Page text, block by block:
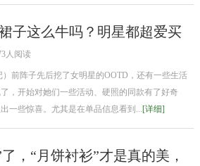
子这么牛吗？明星都超爱买
人阅读
前阵子先后挖了女明星的OOTD，还有一些生活
，开始对她们一些活动、硬照的同款有了好奇
一些惊喜。尤其是在单品信息看到...[详细]
，“月饼衬衫”才是真的美，